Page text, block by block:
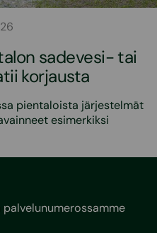
sadevesi- tai
korjausta
pientaloista järjestelmät
esimerkiksi
palvelunumerossamme